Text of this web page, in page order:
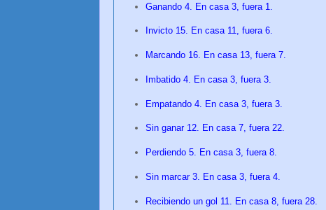
Ganando 4. En casa 3, fuera 1.
Invicto 15. En casa 11, fuera 6.
Marcando 16. En casa 13, fuera 7.
Imbatido 4. En casa 3, fuera 3.
Empatando 4. En casa 3, fuera 3.
Sin ganar 12. En casa 7, fuera 22.
Perdiendo 5. En casa 3, fuera 8.
Sin marcar 3. En casa 3, fuera 4.
Recibiendo un gol 11. En casa 8, fuera 28.